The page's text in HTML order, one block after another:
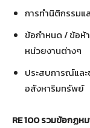
การทำนิติกรรมแ
ข้อกำหนด / ข้อห้
หน่วยงานต่างๆ
ประสบการณ์แล
อสังหาริมทรัพย์
RE 100 รวมข้อกฏห